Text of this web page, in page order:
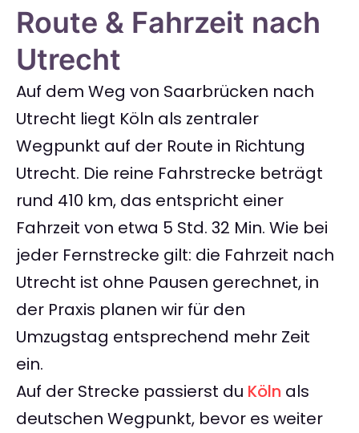
Route & Fahrzeit nach
Utrecht
Auf dem Weg von Saarbrücken nach
Utrecht liegt Köln als zentraler
Wegpunkt auf der Route in Richtung
Utrecht. Die reine Fahrstrecke beträgt
rund 410 km, das entspricht einer
Fahrzeit von etwa 5 Std. 32 Min. Wie bei
jeder Fernstrecke gilt: die Fahrzeit nach
Utrecht ist ohne Pausen gerechnet, in
der Praxis planen wir für den
Umzugstag entsprechend mehr Zeit
ein.
Auf der Strecke passierst du Köln als
deutschen Wegpunkt, bevor es weiter